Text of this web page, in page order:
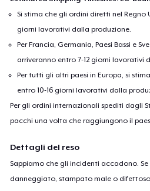
Si stima che gli ordini diretti nel Regno
giorni lavorativi dalla produzione.
Per Francia, Germania, Paesi Bassi e
arriveranno entro 7-12 giorni lavorativi
Per tutti gli altri paesi in Europa, si
entro 10-16 giorni lavorativi dalla
Per gli ordini internazionali spediti dagli
pacchi una volta che raggiungono il
Dettagli del reso
Sappiamo che gli incidenti accadono.
danneggiato, stampato male o